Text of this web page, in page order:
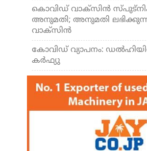
കൊവിഡ് വാക്സിന്‍
അനുമതി; അനുമതി
വാക്സിന്‍
കോവിഡ് വ്യാപനം:
കര്‍ഫ്യു